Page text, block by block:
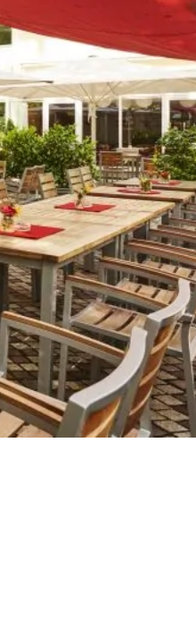
bayerischekueche@btg-
service.de
www.btg-service.de